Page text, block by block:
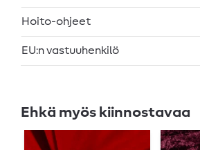
Hoito-ohjeet
EU:n vastuuhenkilö
Ehkä myös kiinnostavaa